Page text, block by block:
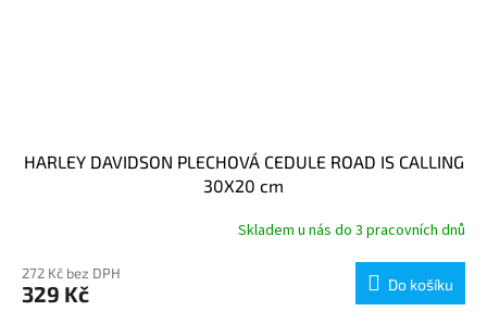
HARLEY DAVIDSON PLECHOVÁ CEDULE ROAD IS CALLING
30X20 cm
Skladem u nás do 3 pracovních dnů
272 Kč bez DPH
329 Kč Do košíku